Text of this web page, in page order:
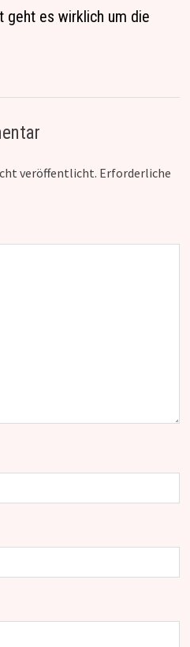
geht es wirklich um die
veröffentlicht. Erforderliche